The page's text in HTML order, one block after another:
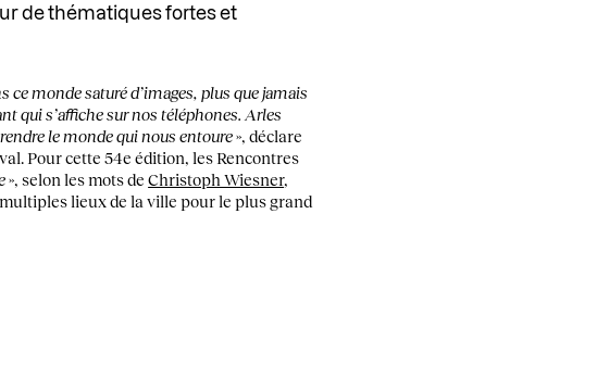
de thématiques fortes et
monde saturé d’images, plus que jamais
qui s’affiche sur nos téléphones. Arles
le monde qui nous entoure», déclare
Pour cette 54e édition, les Rencontres
», selon les mots deChristoph Wiesner,
lieux de la ville pour le plus grand